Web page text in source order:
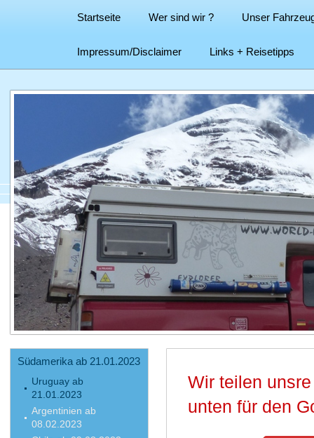
Startseite Wer sind wir ? Unser
Impressum/Disclaimer Links + Reisetipps
Südamerika ab 21.01.2023
Uruguay ab
21.01.2023
Argentinien ab
08.02.2023
Wir teilen
unten für den